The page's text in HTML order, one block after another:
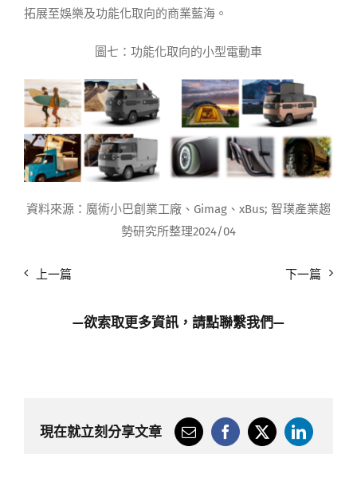
拓展至娛樂及功能化取向的商業藍海。
圖七：功能化取向的小型電動車
資料來源：魔術小巴創業工廠、Gimag、xBus; 智璞產業趨
勢研究所整理2024/04
上一篇 下一篇
—欲索取更多資訊，請點聯繫我們—
現在就立刻分享文章